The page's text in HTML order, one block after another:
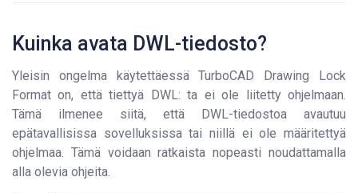
Kuinka avata DWL-tiedosto?
Yleisin ongelma käytettäessä TurboCAD Drawing Lock
Format on, että tiettyä DWL: ta ei ole liitetty ohjelmaan.
Tämä ilmenee siitä, että DWL-tiedostoa avautuu
epätavallisissa sovelluksissa tai niillä ei ole määritettyä
ohjelmaa. Tämä voidaan ratkaista nopeasti noudattamalla
alla olevia ohjeita.